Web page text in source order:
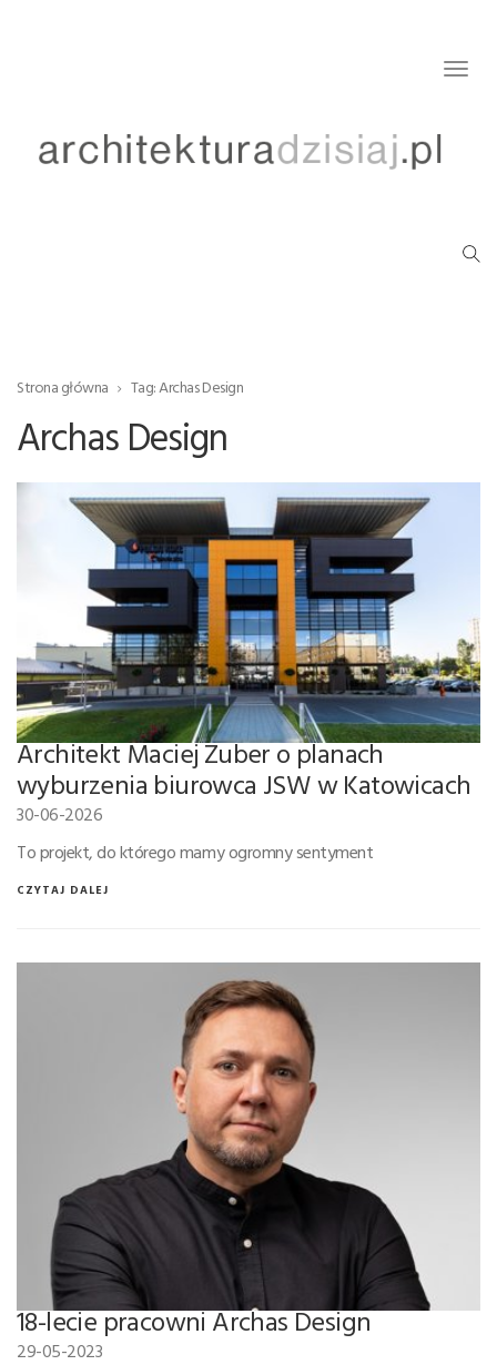
Strona główna Tag: Archas Design
Archas Design
Architekt Maciej Zuber o planach
wyburzenia biurowca JSW w Katowicach
30-06-2026
To projekt, do którego mamy ogromny sentyment
CZYTAJ DALEJ
18-lecie pracowni Archas Design
29-05-2023